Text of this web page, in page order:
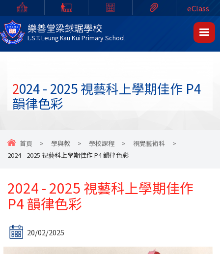
樂善堂梁銶琚學校
L.S.T. Leung Kau Kui Primary School
eClass
2024 - 2025 視藝科上學期佳作 P4
韻律色彩
首頁 > 學與教 > 學校課程 > 視覺藝術科
>
2024 - 2025 視藝科上學期佳作 P4 韻律色彩
2024 - 2025 視藝科上學期佳作
P4 韻律色彩
20/02/2025